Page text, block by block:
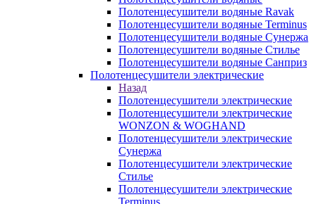
Полотенцесушители водяные Ravak
Полотенцесушители водяные Terminus
Полотенцесушители водяные Сунержа
Полотенцесушители водяные Стилье
Полотенцесушители водяные Санприз
Полотенцесушители электрические
Назад
Полотенцесушители электрические
Полотенцесушители электрические
WONZON & WOGHAND
Полотенцесушители электрические
Сунержа
Полотенцесушители электрические
Стилье
Полотенцесушители электрические
Terminus